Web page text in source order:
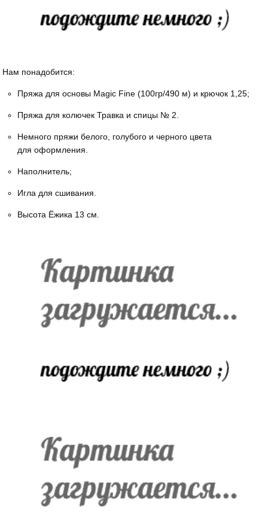
Нам понадобится:
Пряжа для основы Magic Fine (100гр/490 м) и крючок 1,25;
Пряжа для колючек Травка и спицы № 2.
Немного пряжи белого, голубого и черного цвета
для оформления.
Наполнитель;
Игла для сшивания.
Высота Ёжика 13 см.